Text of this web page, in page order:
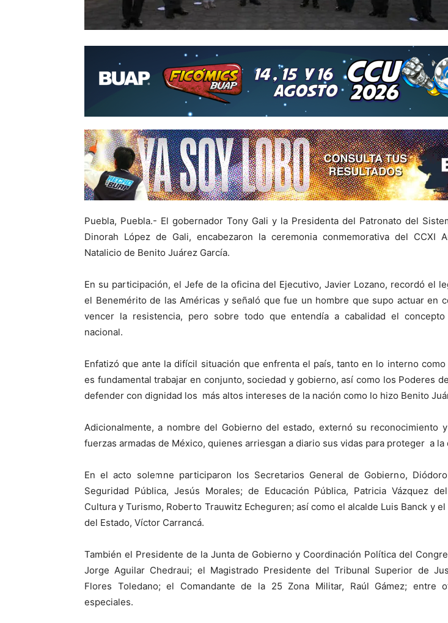
Puebla, Puebla.- El gobernador Tony Gali y la Presidenta del Patronato del
Dinorah López de Gali, encabezaron la ceremonia conmemorativa del CCXI
Natalicio de Benito Juárez García.
En su participación, el Jefe de la oficina del Ejecutivo, Javier Lozano, recordó el
el Benemérito de las Américas y señaló que fue un hombre que supo actuar en
vencer la resistencia, pero sobre todo que entendía a cabalidad el concepto
nacional.
Enfatizó que ante la difícil situación que enfrenta el país, tanto en lo interno
es fundamental trabajar en conjunto, sociedad y gobierno, así como los Poderes
defender con dignidad los más altos intereses de la nación como lo hizo Benito
Adicionalmente, a nombre del Gobierno del estado, externó su reconocimiento
fuerzas armadas de México, quienes arriesgan a diario sus vidas para proteger a la
En el acto solemne participaron los Secretarios General de Gobierno,
Seguridad Pública, Jesús Morales; de Educación Pública, Patricia Vázquez
Cultura y Turismo, Roberto Trauwitz Echeguren; así como el alcalde Luis Banck y el
del Estado, Víctor Carrancá.
También el Presidente de la Junta de Gobierno y Coordinación Política del
Jorge Aguilar Chedraui; el Magistrado Presidente del Tribunal Superior de
Flores Toledano; el Comandante de la 25 Zona Militar, Raúl Gámez; entre
especiales.